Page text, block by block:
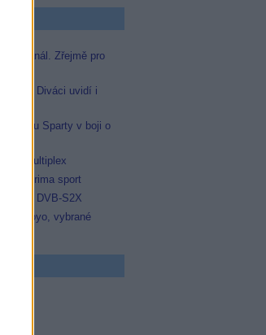
kanál. Zřejmě pro
sport. Diváci uvidí i
odvetu Sparty v boji o
multiplex
Prima sport
na DVB-S2X
na Voyo, vybrané